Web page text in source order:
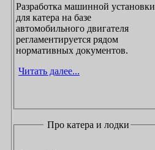
Разработка машинной установки
для катера на базе
автомобильного двигателя
регламентируется рядом
нормативных документов.
Читать далее...
Про катера и лодки